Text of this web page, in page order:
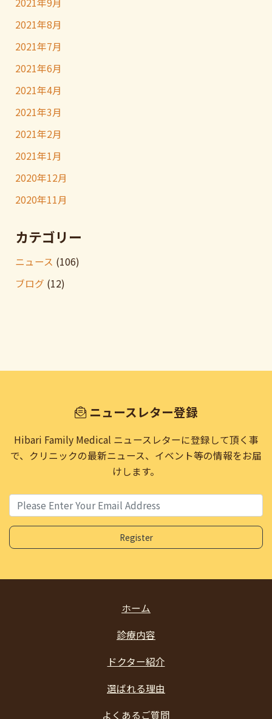
2021年8月
2021年7月
2021年6月
2021年4月
2021年3月
2021年2月
2021年1月
2020年12月
2020年11月
カテゴリー
ニュース (106)
ブログ (12)
ニュースレター登録
Hibari Family Medical ニュースレターに登録して頂く事
で、 クリニックの最新ニュース、イベント等の情報をお届
けします。
ホーム
診療内容
ドクター紹介
選ばれる理由
よくあるご質問